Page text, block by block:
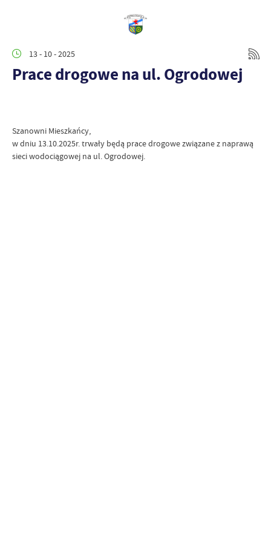
13 - 10 - 2025
Prace drogowe na ul. Ogrodowej
Szanowni Mieszkańcy,
w dniu 13.10.2025r. trwały będą prace drogowe związane z naprawą
sieci wodociągowej na ul. Ogrodowej.